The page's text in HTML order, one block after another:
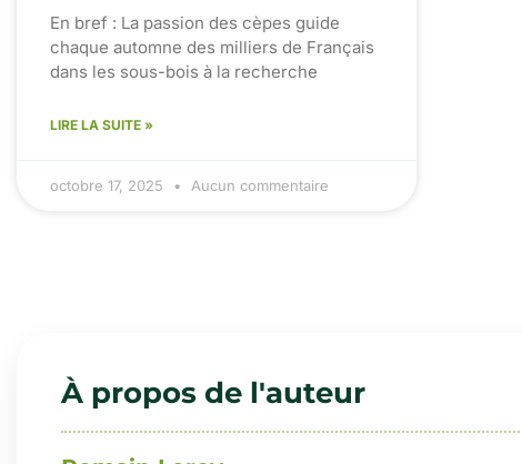
En bref : La passion des cèpes guide
chaque automne des milliers de Français
dans les sous-bois à la recherche
LIRE LA SUITE »
octobre 17, 2025 Aucun commentaire
À propos de l'auteur